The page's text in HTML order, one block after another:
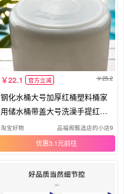
22.1 官方立减 25.2
钢化水桶大号加厚红桶塑料桶家
用储水桶带盖大号洗澡手提红色
圆桶
淘宝好物 品福阁甄选店的小店9
优惠3.1元